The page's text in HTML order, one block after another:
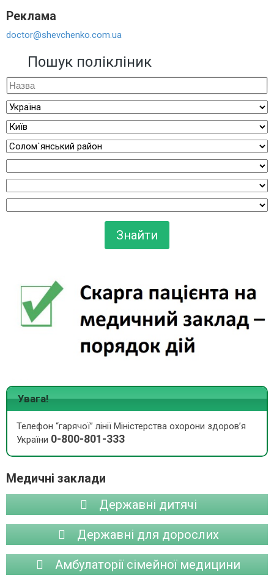
Реклама
doctor@shevchenko.com.ua
Пошук полікліник
Увага!
Телефон “гарячої” лінії Міністерства охорони здоров’я
України 0-800-801-333
Медичні заклади
Державні дитячі
Державні для дорослих
Амбулаторії сімейної медицини